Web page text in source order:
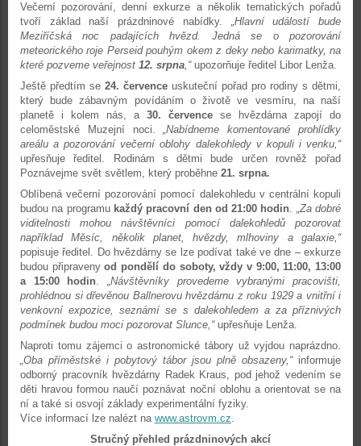
Večerní pozorování, denní exkurze a několik tematických pořadů
tvoří základ naší prázdninové nabídky. „Hlavní událostí bude
Meziříčská noc padajících hvězd. Jedná se o pozorování
meteorického roje Perseid pouhým okem z deky nebo karimatky, na
které pozveme veřejnost 12. srpna,“upozorňuje ředitel Libor Lenža.
Ještě předtím se 24. července uskuteční pořad pro rodiny s dětmi,
který bude zábavným povídáním o životě ve vesmíru, na naší
planetě i kolem nás, a 30. července se hvězdárna zapojí do
celoměstské Muzejní noci. „Nabídneme komentované prohlídky
areálu a pozorování večerní oblohy dalekohledy v kopuli i venku,“
upřesňuje ředitel. Rodinám s dětmi bude určen rovněž pořad
Poznávejme svět světlem, který proběhne 21. srpna.
Oblíbená večerní pozorování pomocí dalekohledu v centrální kopuli
budou na programu každý pracovní den od 21:00 hodin. „Za dobré
viditelnosti mohou návštěvníci pomocí dalekohledů pozorovat
například Měsíc, několik planet, hvězdy, mlhoviny a galaxie,“
popisuje ředitel. Do hvězdárny se lze podívat také ve dne – exkurze
budou připravenyod pondělí do soboty, vždy v 9:00, 11:00, 13:00
a 15:00 hodin.„Návštěvníky provedeme vybranými pracovišti,
prohlédnou si dřevěnou Ballnerovu hvězdárnu z roku 1929 a vnitřní i
venkovní expozice, seznámí se s dalekohledem a za příznivých
podmínek budou moci pozorovat Slunce,“ upřesňuje Lenža.
Naproti tomu zájemci o astronomické tábory už vyjdou naprázdno.
„Oba příměstské i pobytový tábor jsou plně obsazeny,“ informuje
odborný pracovník hvězdárny Radek Kraus, pod jehož vedením se
děti hravou formou naučí poznávat noční oblohu a orientovat se na
ní a také si osvojí základy experimentální fyziky.
Více informací lze nalézt na www.astrovm.cz.
Stručný přehled prázdninových akcí